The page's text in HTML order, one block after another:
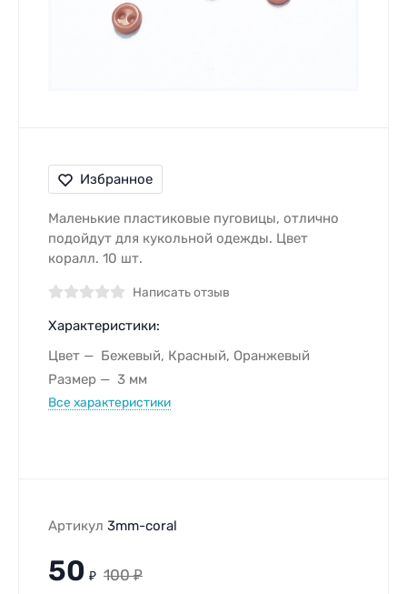
Избранное
Маленькие пластиковые пуговицы, отлично
подойдут для кукольной одежды. Цвет
коралл. 10 шт.
Написать отзыв
Характеристики:
Цвет
Бежевый, Красный, Оранжевый
Размер
3 мм
Все характеристики
Артикул 3mm-coral
50 ₽ 100 ₽